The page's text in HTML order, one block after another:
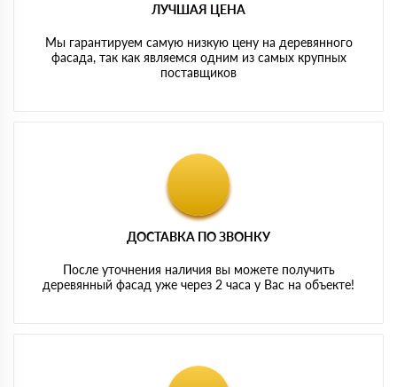
ЛУЧШАЯ ЦЕНА
Мы гарантируем самую низкую цену на деревянного
фасада, так как являемся одним из самых крупных
поставщиков
ДОСТАВКА ПО ЗВОНКУ
После уточнения наличия вы можете получить
деревянный фасад уже через 2 часа у Вас на объекте!